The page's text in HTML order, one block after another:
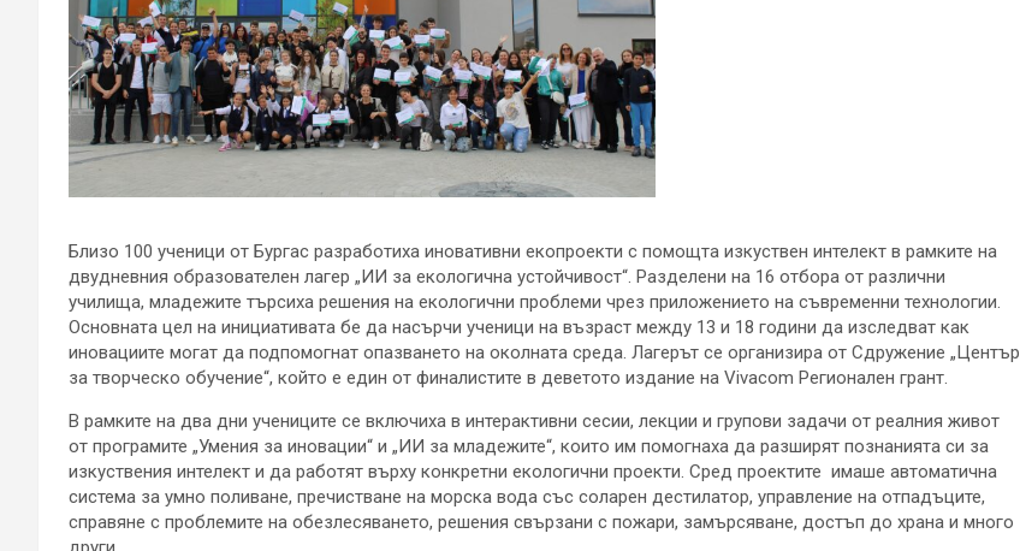
Близо 100 ученици от Бургас разработиха иновативни екопроекти с помощта изкуствен интелект в рамките на
двудневния образователен лагер „ИИ за екологична устойчивост“. Разделени на 16 отбора от различни
училища, младежите търсиха решения на екологични проблеми чрез приложението на съвременни технологии.
Основната цел на инициативата бе да насърчи ученици на възраст между 13 и 18 години да изследват как
иновациите могат да подпомогнат опазването на околната среда. Лагерът се организира от Сдружение „Център
за творческо обучение“, който е един от финалистите в деветото издание на Vivacom Регионален грант.
В рамките на два дни учениците се включиха в интерактивни сесии, лекции и групови задачи от реалния живот
от програмите „Умения за иновации“ и „ИИ за младежите“, които им помогнаха да разширят познанията си за
изкуствения интелект и да работят върху конкретни екологични проекти. Сред проектите имаше автоматична
система за умно поливане, пречистване на морска вода със соларен дестилатор, управление на отпадъците,
справяне с проблемите на обезлесяването, решения свързани с пожари, замърсяване, достъп до храна и много